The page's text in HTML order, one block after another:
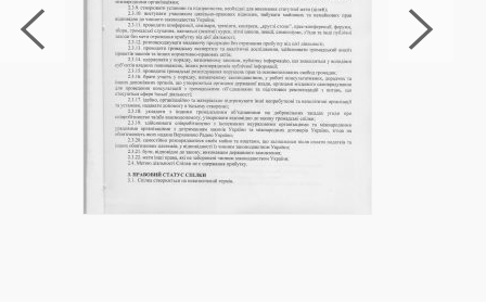
алкогольної залежності.
6. 12-крокові програми
12-ступінчасті програми, такі як Анонімні
Алкоголіки (АА) та Анонімні Наркомани (АН), є
духовними групами підтримки, які забезпечують
взаємну підтримку та підзвітність людям у